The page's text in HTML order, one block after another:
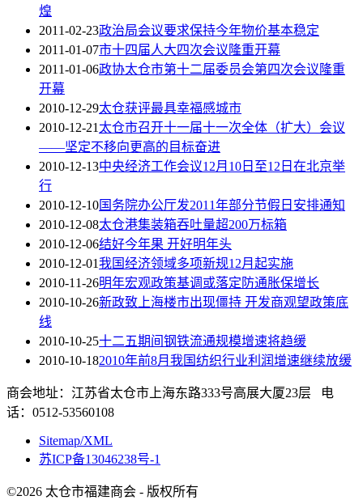
煌
2011-02-23政治局会议要求保持今年物价基本稳定
2011-01-07市十四届人大四次会议隆重开幕
2011-01-06政协太仓市第十二届委员会第四次会议隆重
开幕
2010-12-29太仓获评最具幸福感城市
2010-12-21太仓市召开十一届十一次全体（扩大）会议
——坚定不移向更高的目标奋进
2010-12-13中央经济工作会议12月10日至12日在北京举
行
2010-12-10国务院办公厅发2011年部分节假日安排通知
2010-12-08太仓港集装箱吞吐量超200万标箱
2010-12-06结好今年果 开好明年头
2010-12-01我国经济领域多项新规12月起实施
2010-11-26明年宏观政策基调或落定防通胀保增长
2010-10-26新政致上海楼市出现僵持 开发商观望政策底
线
2010-10-25十二五期间钢铁流通规模增速将趋缓
2010-10-182010年前8月我国纺织行业利润增速继续放缓
商会地址：江苏省太仓市上海东路333号高展大厦23层 电
话：0512-53560108
Sitemap/XML
苏ICP备13046238号-1
©2026 太仓市福建商会 - 版权所有